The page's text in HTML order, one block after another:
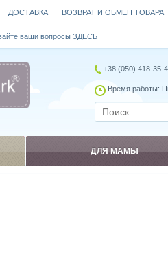
ДОСТАВКА ВОЗВРАТ И ОБМЕН ТОВАРА
ваши вопросы ЗДЕСЬ
+38 (050) 418-35-
Время работы:
ДЛЯ МАМЫ